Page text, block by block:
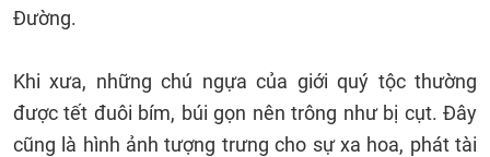
Đường.
Khi xưa, những chú ngựa của giới quý tộc thường
được tết đuôi bím, búi gọn nên trông như bị cụt. Đây
cũng là hình ảnh tượng trưng cho sự xa hoa, phát tài